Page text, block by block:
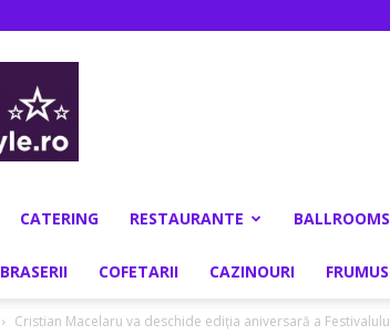
CATERING RESTAURANTE BALLROOMS
BRASERII COFETARII CAZINOURI
Cristian Macelaru va deschide ediția aniversară a